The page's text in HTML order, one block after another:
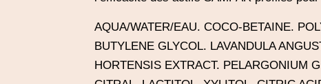
AQUA/WATER/EAU. COCO-BETAINE.
BUTYLENE GLYCOL. LAVANDULA
HORTENSIS EXTRACT. PELARGONIUM